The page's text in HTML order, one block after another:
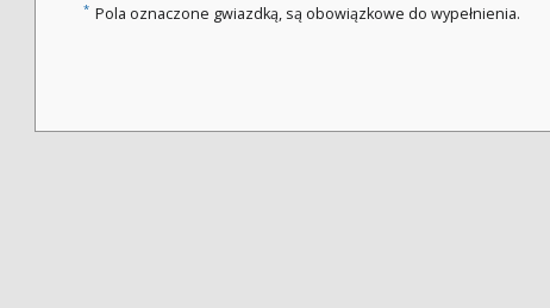
* Pola oznaczone gwiazdką, są obowiązkowe do wypełnienia.